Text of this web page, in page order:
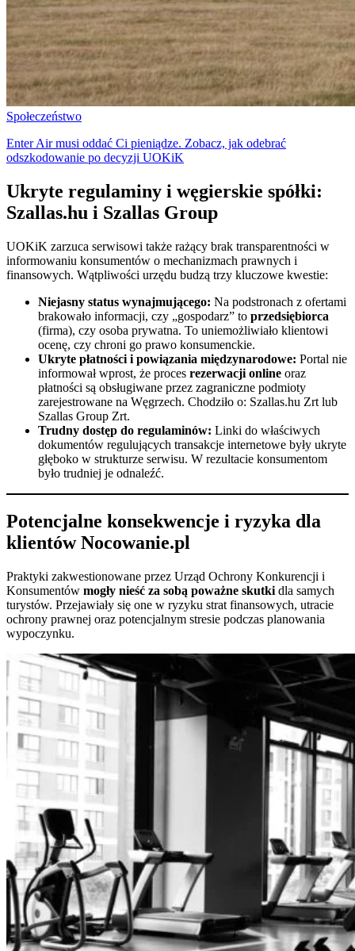
Społeczeństwo
Enter Air musi oddać Ci pieniądze. Zobacz, jak odebrać
odszkodowanie po decyzji UOKiK
Ukryte regulaminy i węgierskie spółki:
Szallas.hu i Szallas Group
UOKiK zarzuca serwisowi także rażący brak transparentności w
informowaniu konsumentów o mechanizmach prawnych i
finansowych. Wątpliwości urzędu budzą trzy kluczowe kwestie:
Niejasny status wynajmującego: Na podstronach z ofertami
brakowało informacji, czy „gospodarz” to przedsiębiorca
(firma), czy osoba prywatna. To uniemożliwiało klientowi
ocenę, czy chroni go prawo konsumenckie.
Ukryte płatności i powiązania międzynarodowe: Portal nie
informował wprost, że proces rezerwacji online oraz
płatności są obsługiwane przez zagraniczne podmioty
zarejestrowane na Węgrzech. Chodziło o: Szallas.hu Zrt lub
Szallas Group Zrt.
Trudny dostęp do regulaminów: Linki do właściwych
dokumentów regulujących transakcje internetowe były ukryte
głęboko w strukturze serwisu. W rezultacie konsumentom
było trudniej je odnaleźć.
Potencjalne konsekwencje i ryzyka dla
klientów Nocowanie.pl
Praktyki zakwestionowane przez Urząd Ochrony Konkurencji i
Konsumentów mogły nieść za sobą poważne skutki dla samych
turystów. Przejawiały się one w ryzyku strat finansowych, utracie
ochrony prawnej oraz potencjalnym stresie podczas planowania
wypoczynku.